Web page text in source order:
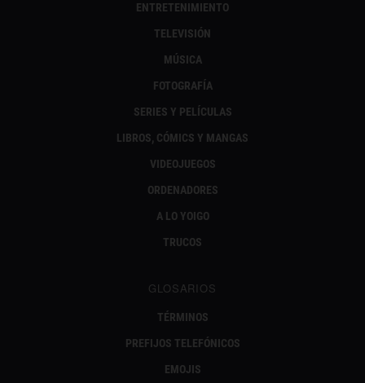
ENTRETENIMIENTO
TELEVISIÓN
MÚSICA
FOTOGRAFÍA
SERIES Y PELÍCULAS
LIBROS, CÓMICS Y MANGAS
VIDEOJUEGOS
ORDENADORES
A LO YOIGO
TRUCOS
GLOSARIOS
TÉRMINOS
PREFIJOS TELEFÓNICOS
EMOJIS